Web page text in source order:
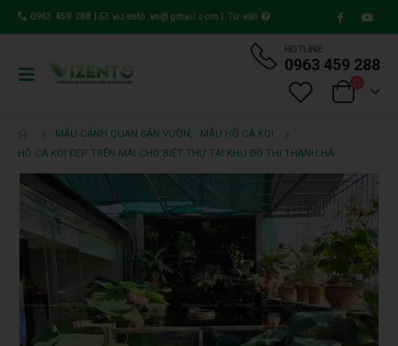
0963 459 288 vizento.vn@gmail.com Tư vấn
HOTLINE
0963 459 288
MẪU CẢNH QUAN SÂN VƯỜN,
MẪU HỒ CÁ KOI
HỒ CÁ KOI ĐẸP TRÊN MÁI CHO BIỆT THỰ TẠI KHU ĐÔ THỊ THANH HÀ